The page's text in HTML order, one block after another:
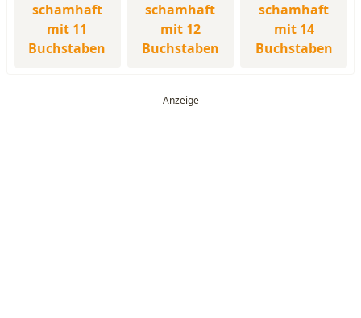
schamhaft
mit 11
Buchstaben
schamhaft
mit 12
Buchstaben
schamhaft
mit 14
Buchstaben